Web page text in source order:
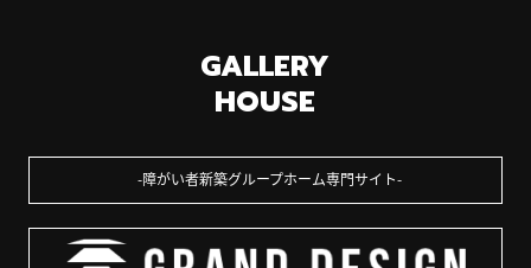
GALLERY
HOUSE
障がい者新築グループホーム専門サイト